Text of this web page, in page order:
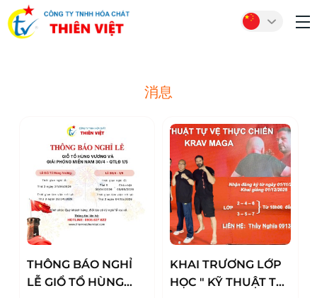
消息
THÔNG BÁO NGHỈ
LỄ GIỔ TỔ HÙNG
KHAI TRƯƠNG LỚP
HỌC " KỸ THUẬT TỰ